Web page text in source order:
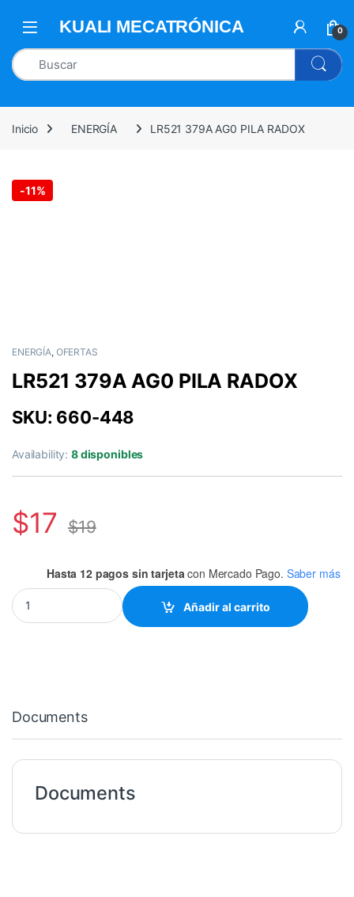
0
Inicio ENERGÍA LR521 379A AG0 PILA RADOX
-11%
ENERGÍA, OFERTAS
LR521 379A AG0 PILA RADOX
SKU: 660-448
Availability:8 disponibles
$17 $19
Hasta 12 pagos sin tarjeta con Mercado Pago. Saber más
LR521 379A AG0 PILA RADOX quantity
Añadir al carrito
Documents
Documents